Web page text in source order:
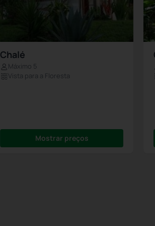
Chalé
Máximo 5
Vista para a Floresta
Mostrar preços